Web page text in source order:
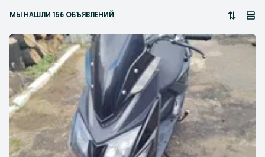
МЫ НАШЛИ 156 ОБЪЯВЛЕНИЙ